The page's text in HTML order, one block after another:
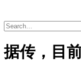
据传，目